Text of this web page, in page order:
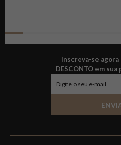
Inscreva-se agora
DESCONTO em